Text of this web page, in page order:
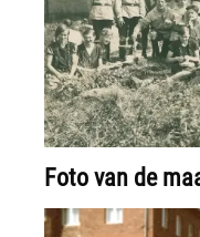
Foto van de